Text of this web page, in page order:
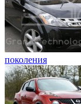
поколения